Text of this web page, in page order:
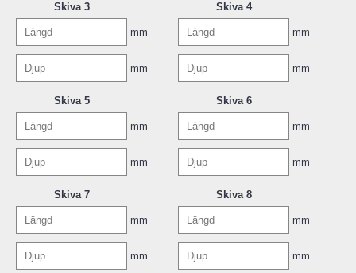
Skiva 3
mm
mm
Skiva 4
mm
mm
Skiva 5
mm
mm
Skiva 6
mm
mm
Skiva 7
mm
mm
Skiva 8
mm
mm